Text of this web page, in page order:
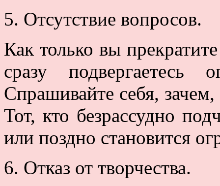
5. Отсутствие вопросов.
Как только вы
сразу подвергаетесь
Спрашивайте себя,
Тот, кто безрассудно
или поздно становится
6. Отказ от творчества.